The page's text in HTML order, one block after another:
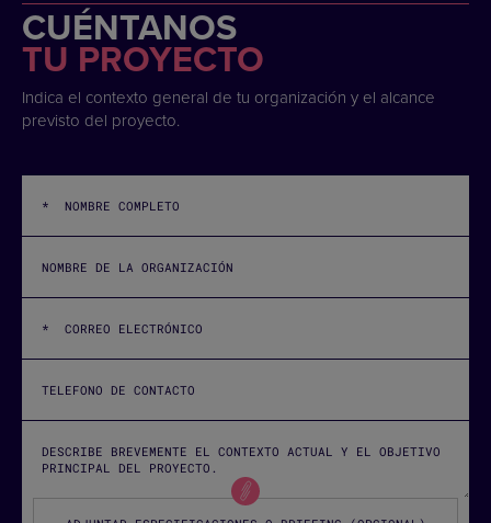
CUÉNTANOS
TU PROYECTO
Indica el contexto general de tu organización y el alcance
previsto del proyecto.